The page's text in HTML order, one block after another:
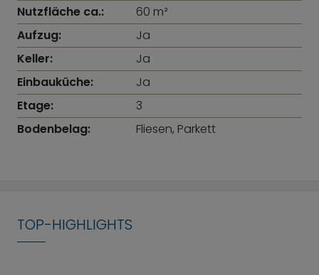
Nutzfläche ca.:
60 m²
Aufzug:
Ja
Keller:
Ja
Einbauküche:
Ja
Etage:
3
Bodenbelag:
Fliesen, Parkett
TOP-HIGHLIGHTS